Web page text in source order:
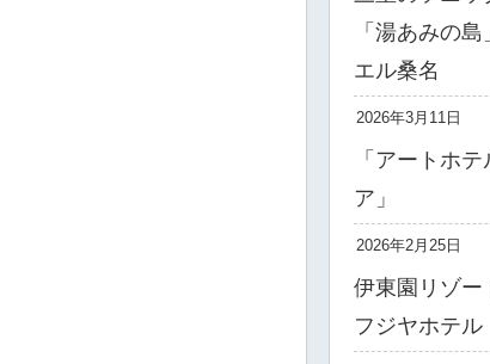
「湯あみの
エル桑名
2026年3月11日
「アートホ
ア」
2026年2月25日
伊東園リゾー
フジヤホテル